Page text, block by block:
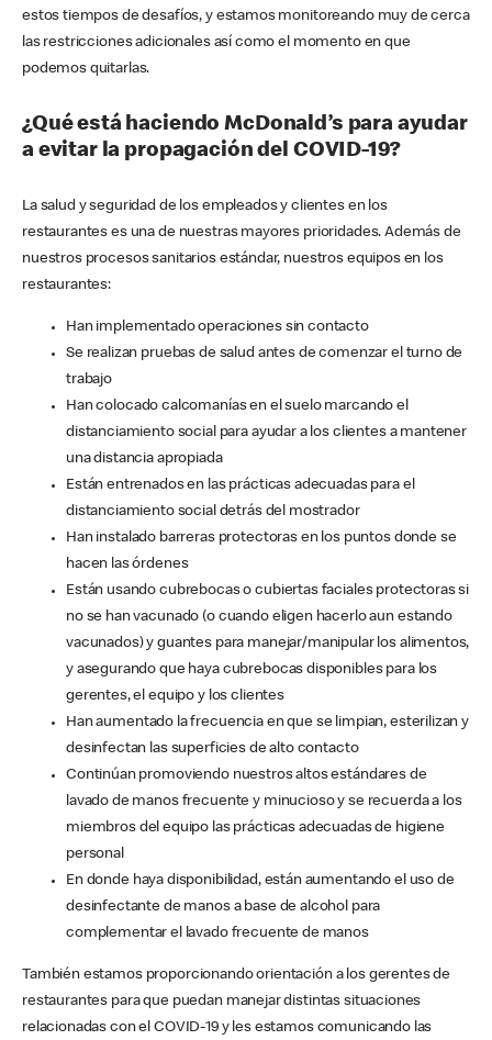
estos tiempos de desafíos, y estamos monitoreando muy de cerca
las restricciones adicionales así como el momento en que
podemos quitarlas.
¿Qué está haciendo McDonald’s para ayudar
a evitar la propagación del COVID-19?
La salud y seguridad de los empleados y clientes en los
restaurantes es una de nuestras mayores prioridades. Además de
nuestros procesos sanitarios estándar, nuestros equipos en los
restaurantes:
Han implementado operaciones sin contacto
Se realizan pruebas de salud antes de comenzar el turno de
trabajo
Han colocado calcomanías en el suelo marcando el
distanciamiento social para ayudar a los clientes a mantener
una distancia apropiada
Están entrenados en las prácticas adecuadas para el
distanciamiento social detrás del mostrador
Han instalado barreras protectoras en los puntos donde se
hacen las órdenes
Están usando cubrebocas o cubiertas faciales protectoras si
no se han vacunado (o cuando eligen hacerlo aun estando
vacunados) y guantes para manejar/manipular los alimentos,
y asegurando que haya cubrebocas disponibles para los
gerentes, el equipo y los clientes
Han aumentado la frecuencia en que se limpian, esterilizan y
desinfectan las superficies de alto contacto
Continúan promoviendo nuestros altos estándares de
lavado de manos frecuente y minucioso y se recuerda a los
miembros del equipo las prácticas adecuadas de higiene
personal
En donde haya disponibilidad, están aumentando el uso de
desinfectante de manos a base de alcohol para
complementar el lavado frecuente de manos
También estamos proporcionando orientación a los gerentes de
restaurantes para que puedan manejar distintas situaciones
relacionadas con el COVID-19 y les estamos comunicando las